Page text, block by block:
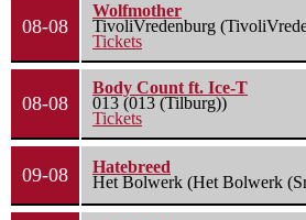
08-08
Wolfmother
TivoliVredenburg
Tickets
08-08
Body Count ft. Ice-T
013 (013 (Tilburg))
Tickets
09-08
Hatebreed
Het Bolwerk (Het Bolwerk